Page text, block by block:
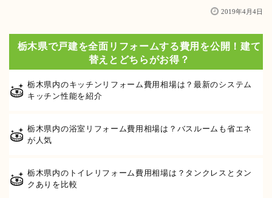
2019年4月4日
栃木県で戸建を全面リフォームする費用を公開！建て
替えとどちらがお得？
栃木県内のキッチンリフォーム費用相場は？最新のシステム
キッチン性能を紹介
栃木県内の浴室リフォーム費用相場は？バスルームも省エネ
が人気
栃木県内のトイレリフォーム費用相場は？タンクレスとタン
クありを比較